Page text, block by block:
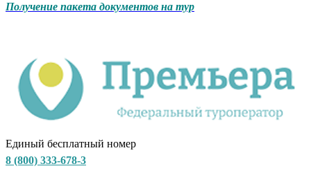
Получение пакета документов на тур
Единый бесплатный номер
8 (800) 333-678-3